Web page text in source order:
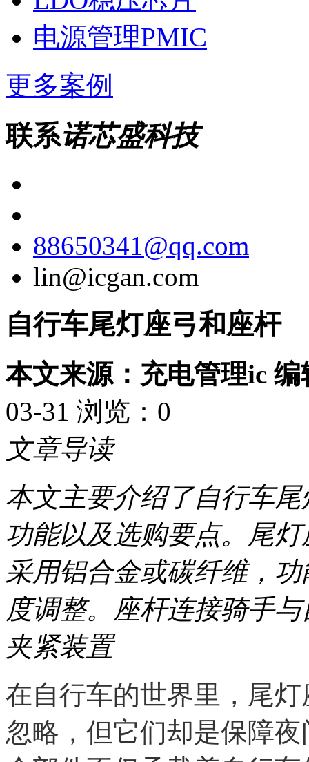
电源管理PMIC
更多案例
联系诺芯盛科技
88650341@qq.com
lin@icgan.com
自行车尾灯座弓和座杆
本文来源：充电管理ic
03-31 浏览： 0
文章导读
本文主要介绍了自行车
功能以及选购要点。尾
采用铝合金或碳纤维，
度调整。座杆连接骑手
夹紧装置
在自行车的世界里，尾
忽略，但它们却是保障